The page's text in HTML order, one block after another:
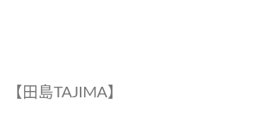
【田島TAJIMA】